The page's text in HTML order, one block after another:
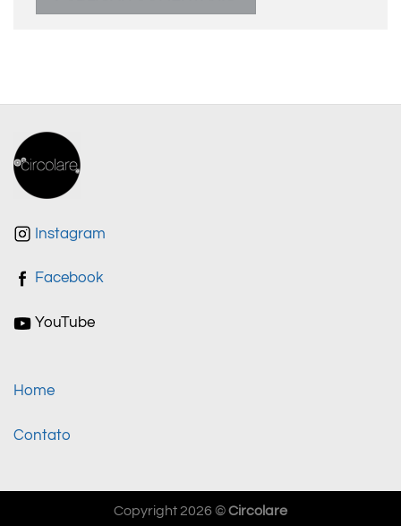
Instagram
Facebook
YouTube
Home
Contato
Copyright 2026 ©Circolare